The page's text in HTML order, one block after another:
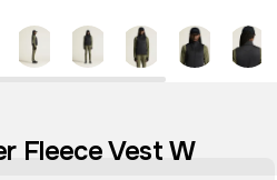
Fleece Vest W